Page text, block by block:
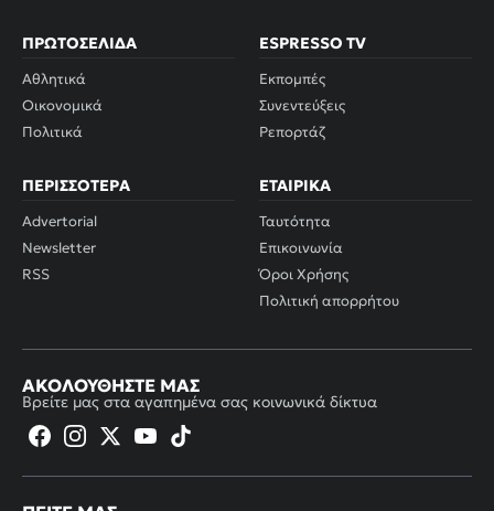
ΠΡΩΤΟΣΈΛΙΔΑ
Αθλητικά
Οικονομικά
Πολιτικά
ESPRESSO TV
Εκπομπές
Συνεντεύξεις
Ρεπορτάζ
ΠΕΡΙΣΣΌΤΕΡΑ
Advertorial
Newsletter
RSS
ΕΤΑΙΡΙΚΆ
Ταυτότητα
Επικοινωνία
Όροι Χρήσης
Πολιτική απορρήτου
ΑΚΟΛΟΥΘΉΣΤΕ ΜΑΣ
Βρείτε μας στα αγαπημένα σας κοινωνικά δίκτυα